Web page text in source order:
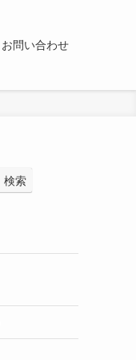
お問い合わせ
検索